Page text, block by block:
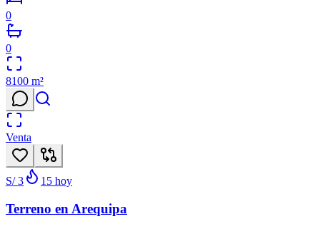
0
0
8100 m²
Venta
S/ 3 15 hoy
Terreno en Arequipa